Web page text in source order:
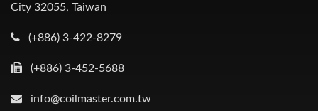
City 32055, Taiwan
(+886) 3-422-8279
(+886) 3-452-5688
info@coilmaster.com.tw